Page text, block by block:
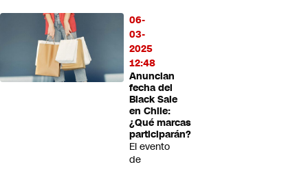
06-
03-
2025
12:48
Anuncian
fecha del
Black Sale
en Chile:
¿Qué marcas
participarán?
El evento
de